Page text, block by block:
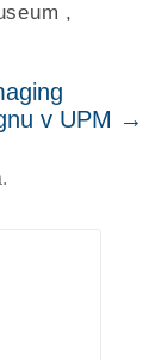
,
v UPM →